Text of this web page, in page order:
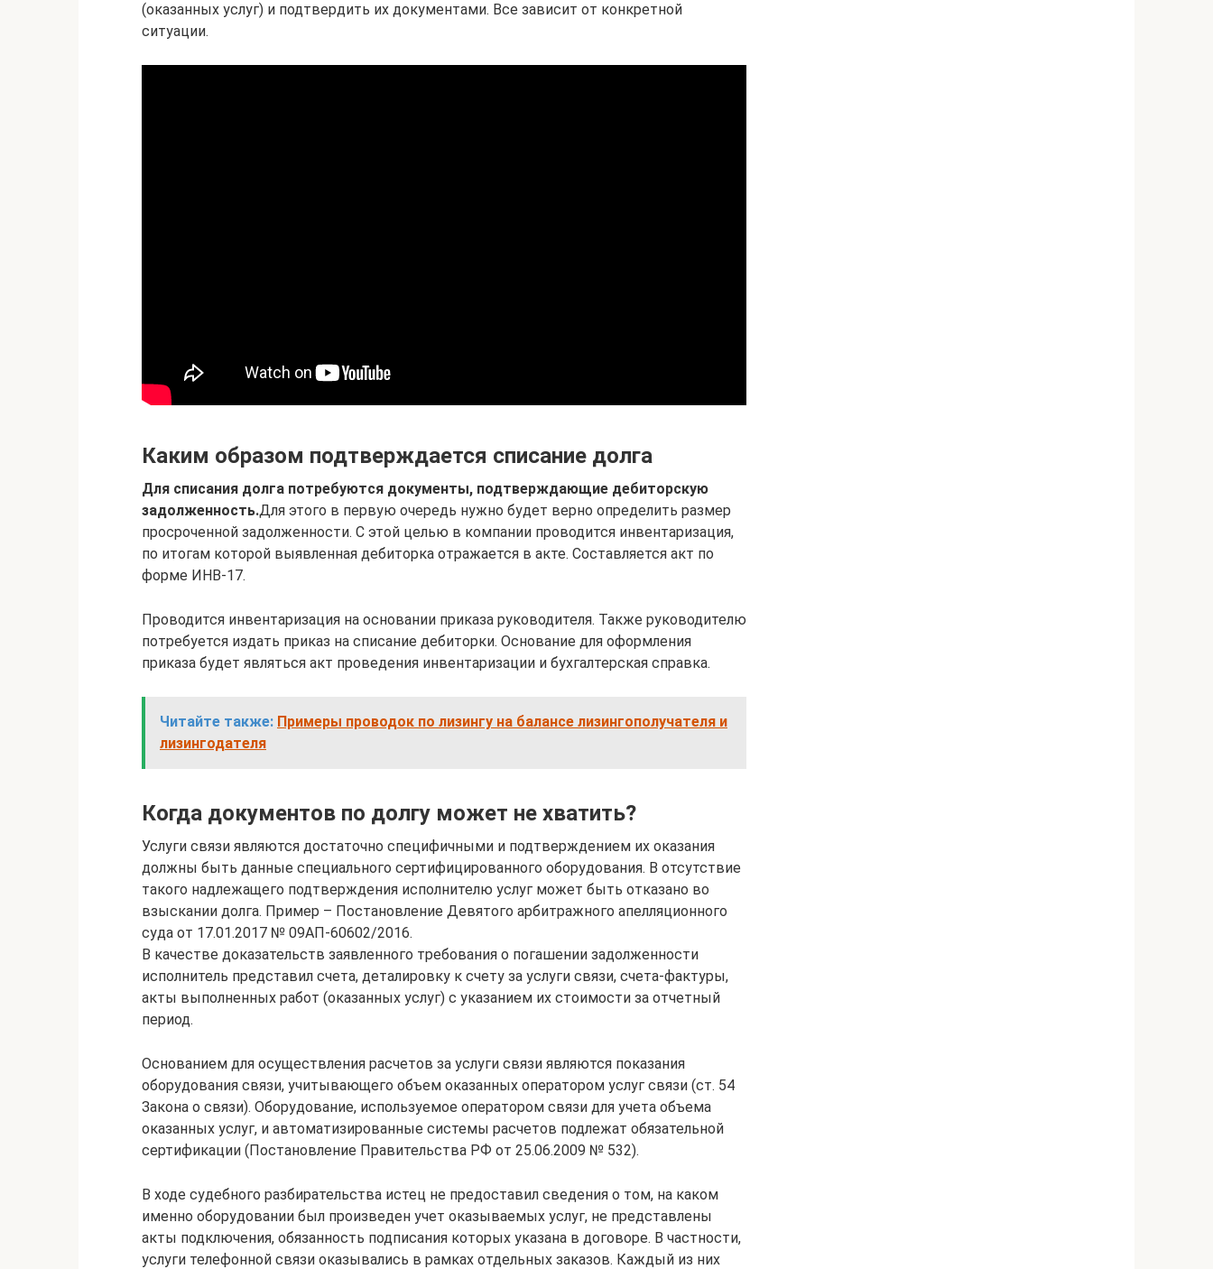
(оказанных услуг) и подтвердить их документами. Все зависит от конкретной
ситуации.
Каким образом подтверждается списание долга
Для списания долга потребуются документы, подтверждающие дебиторскую
задолженность.Для этого в первую очередь нужно будет верно определить размер
просроченной задолженности. С этой целью в компании проводится инвентаризация,
по итогам которой выявленная дебиторка отражается в акте. Составляется акт по
форме ИНВ-17.
Проводится инвентаризация на основании приказа руководителя. Также руководителю
потребуется издать приказ на списание дебиторки. Основание для оформления
приказа будет являться акт проведения инвентаризации и бухгалтерская справка.
Читайте также: Примеры проводок по лизингу на балансе лизингополучателя и
лизингодателя
Когда документов по долгу может не хватить?
Услуги связи являются достаточно специфичными и подтверждением их оказания
должны быть данные специального сертифицированного оборудования. В отсутствие
такого надлежащего подтверждения исполнителю услуг может быть отказано во
взыскании долга. Пример – Постановление Девятого арбитражного апелляционного
суда от 17.01.2017 № 09АП-60602/2016.
В качестве доказательств заявленного требования о погашении задолженности
исполнитель представил счета, деталировку к счету за услуги связи, счета-фактуры,
акты выполненных работ (оказанных услуг) с указанием их стоимости за отчетный
период.
Основанием для осуществления расчетов за услуги связи являются показания
оборудования связи, учитывающего объем оказанных оператором услуг связи (ст. 54
Закона о связи). Оборудование, используемое оператором связи для учета объема
оказанных услуг, и автоматизированные системы расчетов подлежат обязательной
сертификации (Постановление Правительства РФ от 25.06.2009 № 532).
В ходе судебного разбирательства истец не предоставил сведения о том, на каком
именно оборудовании был произведен учет оказываемых услуг, не представлены
акты подключения, обязанность подписания которых указана в договоре. В частности,
услуги телефонной связи оказывались в рамках отдельных заказов. Каждый из них